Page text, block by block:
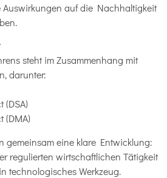
Auswirkungen auf die Nachhaltigkeit
steht im Zusammenhang mit
darunter:
(DSA)
(DMA)
gemeinsam eine klare Entwicklung:
regulierten wirtschaftlichen Tätigkeit
technologisches Werkzeug.